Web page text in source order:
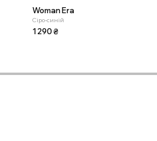
Woman Era
Сіро-синій
1 290₴